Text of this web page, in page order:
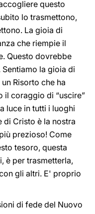
questo
lo trasmettono,
La gioia di
che riempie il
Questo dovrebbe
la gioia di
Risorto che ha
il coraggio di “uscire”
luce in tutti i luoghi
di Cristo è la nostra
prezioso! Come
tesoro, questa
è per trasmetterla,
gli altri. E' proprio
di fede del Nuovo